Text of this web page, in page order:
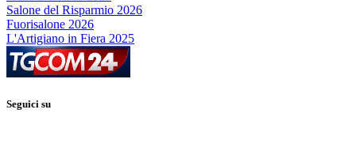
Salone del Risparmio 2026
Fuorisalone 2026
L'Artigiano in Fiera 2025
Seguici su